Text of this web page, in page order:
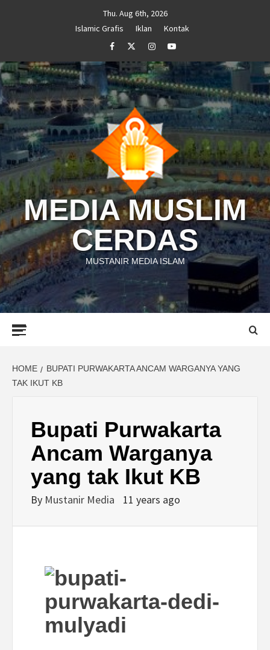
Thu. Aug 6th, 2026
Islamic Grafis
Iklan
Kontak
FacebookTwitterInstagramYoutube
MEDIA MUSLIM
CERDAS
MUSTANIR MEDIA ISLAM
HOME
BUPATI PURWAKARTA ANCAM WARGANYA YANG
TAK IKUT KB
Bupati Purwakarta
Ancam Warganya
yang tak Ikut KB
By Mustanir Media 11 years ago